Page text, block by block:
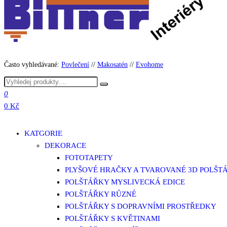
Často vyhledávané: Povlečení // Makosatén // Evohome
0
0 Kč
KATGORIE
DEKORACE
FOTOTAPETY
PLYŠOVÉ HRAČKY A TVAROVANÉ 3D
POLŠTÁŘKY MYSLIVECKÁ EDICE
POLŠTÁŘKY RŮZNÉ
POLŠTÁŘKY S DOPRAVNÍMI PROSTŘEDKY
POLŠTÁŘKY S KVĚTINAMI